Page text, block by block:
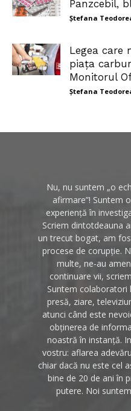
Panzcebil,
Ștefana
Legea care
piața
Monitorul
Ștefana
Nu, nu suntem „o
afirmare”! Suntem
experiență în
Scriem dintotdeauna
un trecut bogat, am
procese de corupție.
multe, ne-au
continuare vii,
Suntem colaboratori
presă, ziare,
atunci când este
obținerea de
noastră în instanță.
vostru: aflarea
chiar dacă nu este cel
bine de 20 de ani în
putere. Noi